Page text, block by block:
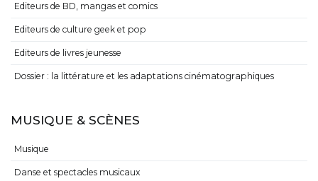
Editeurs de BD, mangas et comics
Editeurs de culture geek et pop
Editeurs de livres jeunesse
Dossier : la littérature et les adaptations cinématographiques
MUSIQUE & SCÈNES
Musique
Danse et spectacles musicaux